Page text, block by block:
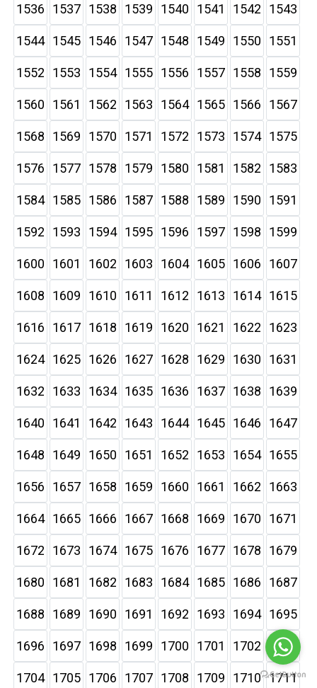
1536 1537 1538 1539 1540 1541 1542 1543
1544 1545 1546 1547 1548 1549 1550 1551
1552 1553 1554 1555 1556 1557 1558 1559
1560 1561 1562 1563 1564 1565 1566 1567
1568 1569 1570 1571 1572 1573 1574 1575
1576 1577 1578 1579 1580 1581 1582 1583
1584 1585 1586 1587 1588 1589 1590 1591
1592 1593 1594 1595 1596 1597 1598 1599
1600 1601 1602 1603 1604 1605 1606 1607
1608 1609 1610 1611 1612 1613 1614 1615
1616 1617 1618 1619 1620 1621 1622 1623
1624 1625 1626 1627 1628 1629 1630 1631
1632 1633 1634 1635 1636 1637 1638 1639
1640 1641 1642 1643 1644 1645 1646 1647
1648 1649 1650 1651 1652 1653 1654 1655
1656 1657 1658 1659 1660 1661 1662 1663
1664 1665 1666 1667 1668 1669 1670 1671
1672 1673 1674 1675 1676 1677 1678 1679
1680 1681 1682 1683 1684 1685 1686 1687
1688 1689 1690 1691 1692 1693 1694 1695
1696 1697 1698 1699 1700 1701 1702 1703
1704 1705 1706 1707 1708 1709 1710 1711